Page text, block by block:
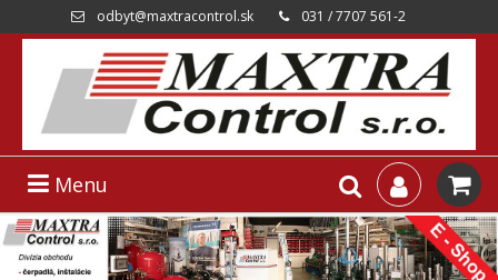
odbyt@maxtracontrol.sk 031 / 7707 561-2
Menu